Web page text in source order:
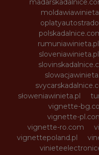
rumuniawinieta.pl
sloveniawinieta.pl
słoweniawinieta.pl
vignette-
vignette-
vignette-ro.com
vignettepoland.pl